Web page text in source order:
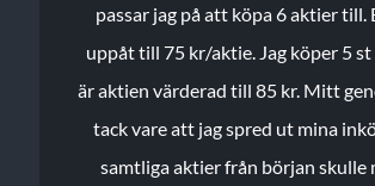
passar jag på att köpa 6 aktier till.
uppåt till 75 kr/aktie. Jag köper 5 st
är aktien värderad till 85 kr. Mitt
tack vare att jag spred ut mina
samtliga aktier från början